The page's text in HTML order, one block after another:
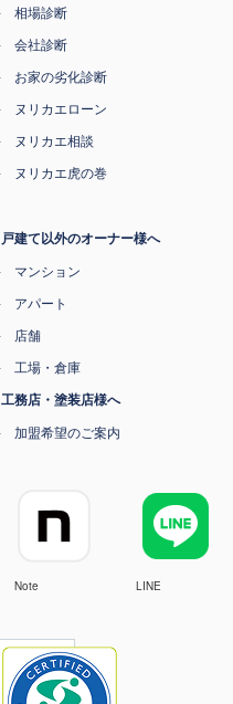
相場診断
会社診断
お家の劣化診断
ヌリカエローン
ヌリカエ相談
ヌリカエ虎の巻
戸建て以外のオーナー様へ
マンション
アパート
店舗
工場・倉庫
工務店・塗装店様へ
加盟希望のご案内
Note LINE